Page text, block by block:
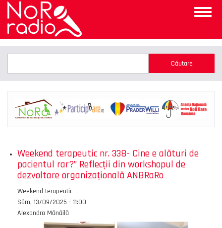
Mergi
conţinutul
principal
Toggle
Weekend terapeutic nr. 338- Cine e alături de
pacientul rar?” Reflecții din workshopul de
dezvoltare organizațională ANBRaRo
Emisiunea
Weekend terapeutic
Data
Sâm, 13/09/2025 - 11:00
Autor
Alexandra Mănăilă